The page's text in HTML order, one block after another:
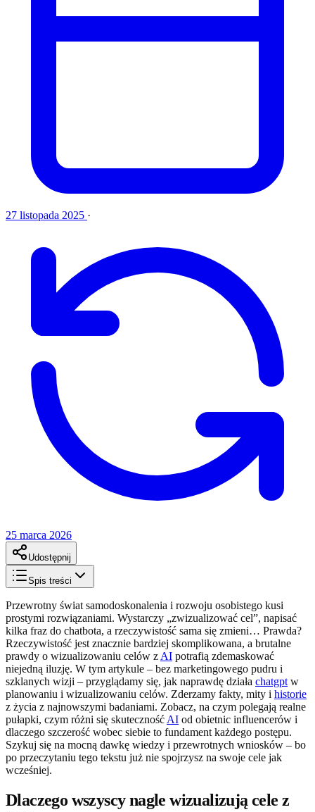
27 listopada 2025 ·
25 marca 2026
Udostępnij
Spis treści
Przewrotny świat samodoskonalenia i rozwoju osobistego kusi
prostymi rozwiązaniami. Wystarczy „zwizualizować cel”, napisać
kilka fraz do chatbota, a rzeczywistość sama się zmieni… Prawda?
Rzeczywistość jest znacznie bardziej skomplikowana, a brutalne
prawdy o wizualizowaniu celów z AI potrafią zdemaskować
niejedną iluzję. W tym artykule – bez marketingowego pudru i
szklanych wizji – przyglądamy się, jak naprawdę działa chatgpt w
planowaniu i wizualizowaniu celów. Zderzamy fakty, mity i historie
z życia z najnowszymi badaniami. Zobacz, na czym polegają realne
pułapki, czym różni się skuteczność AI od obietnic influencerów i
dlaczego szczerość wobec siebie to fundament każdego postępu.
Szykuj się na mocną dawkę wiedzy i przewrotnych wniosków – bo
po przeczytaniu tego tekstu już nie spojrzysz na swoje cele jak
wcześniej.
Dlaczego wszyscy nagle wizualizują cele z